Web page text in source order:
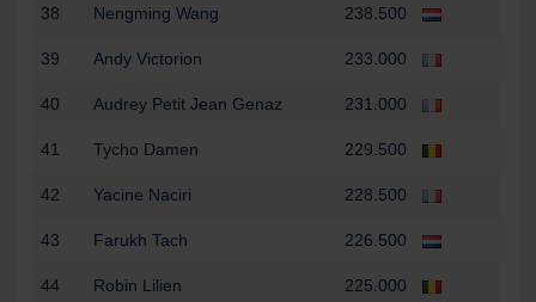
38 Nengming Wang 238.500
39 Andy Victorion 233.000
40 Audrey Petit Jean Genaz 231.000
41 Tycho Damen 229.500
42 Yacine Naciri 228.500
43 Farukh Tach 226.500
44 Robin Lilien 225.000